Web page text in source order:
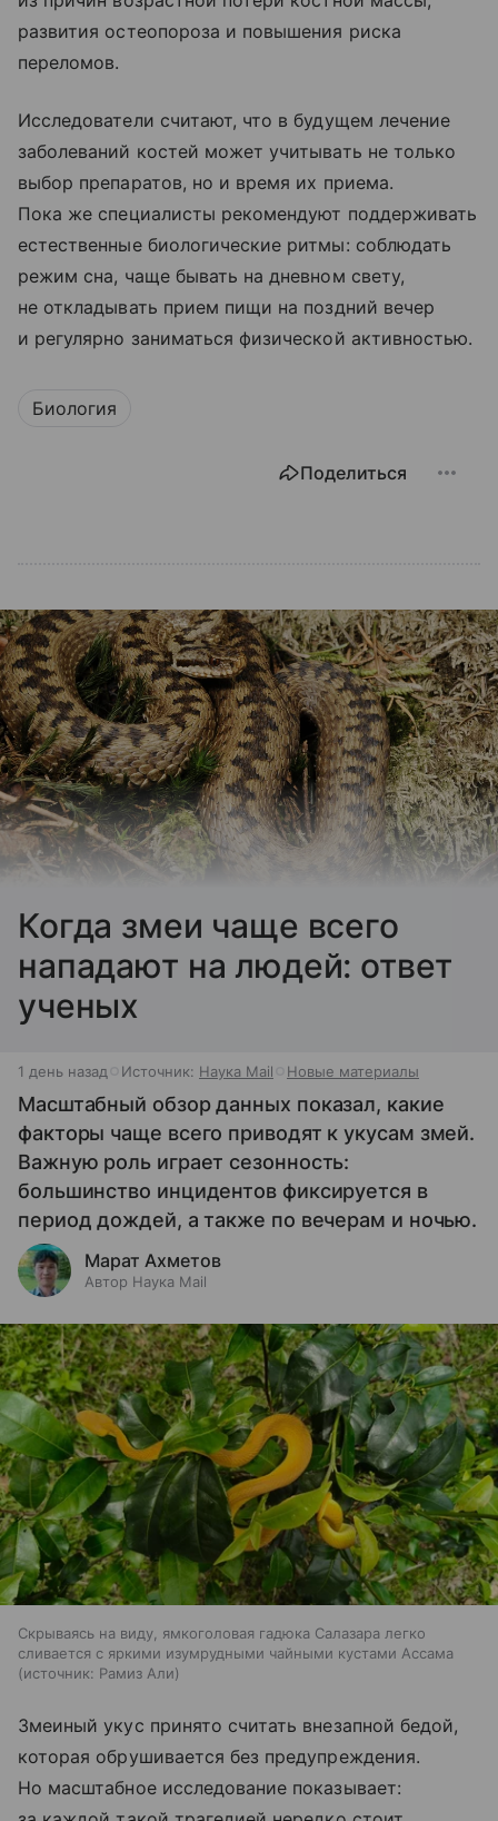
развития остеопороза и повышения риска
переломов.
Исследователи считают, что в будущем лечение
заболеваний костей может учитывать не только
выбор препаратов, но и время их приема.
Пока же специалисты рекомендуют поддерживать
естественные биологические ритмы: соблюдать
режим сна, чаще бывать на дневном свету,
не откладывать прием пищи на поздний вечер
и регулярно заниматься физической активностью.
Биология
Поделиться
Когда змеи чаще всего
нападают на людей: ответ
ученых
1 день назад Источник: Наука Mail Новые материалы
Масштабный обзор данных показал, какие
факторы чаще всего приводят к укусам змей.
Важную роль играет сезонность:
большинство инцидентов фиксируется в
период дождей, а также по вечерам и ночью.
Марат Ахметов
Автор Наука Mail
Скрываясь на виду, ямкоголовая гадюка Салазара легко
сливается с яркими изумрудными чайными кустами Ассама
источник: Рамиз Али
Змеиный укус принято считать внезапной бедой,
которая обрушивается без предупреждения.
Но масштабное исследование показывает: